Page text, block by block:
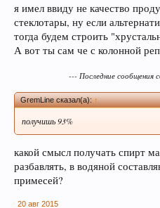
пользоваться данным
на использование нами
Узнать больше.
я имел ввиду не качество
стеклотары, ну если
тогда будем строить
А вот ты сам че с колонной
--- Последние сообщения
GremLine сказал(а):↑
получишь 93%
какой смысл получать спирт
разбавлять, в водяной
примесей?
20 авг 2015